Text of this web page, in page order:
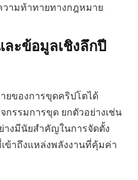
ามท้าทายทางกฎหมาย
ละข้อมูลเชิงลึกปี
ยของการขุดคริปโตได้
กรรมการขุด ยกตัวอย่างเช่น
างมีนัยสำคัญในการจัดตั้ง
ข้าถึงแหล่งพลังงานที่คุ้มค่า